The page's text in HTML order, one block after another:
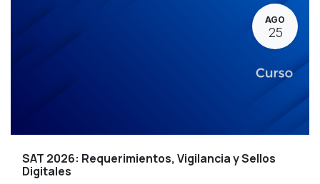
AGO
25
SAT 2026: Requerimientos, Vigilancia y Sellos
Digitales